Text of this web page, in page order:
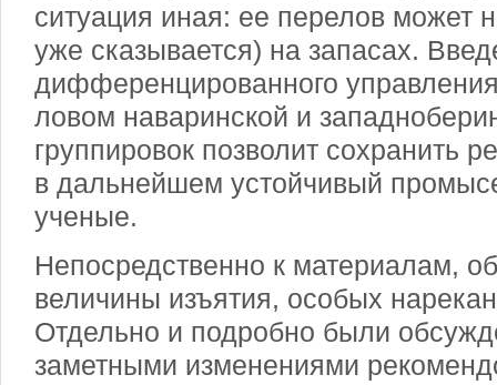
ситуация иная: ее перелов может
уже сказывается) на запасах.
дифференцированного
ловом наваринской и
группировок позволит сохранить
в дальнейшем устойчивый
ученые.
Непосредственно к материалам,
величины изъятия, особых
Отдельно и подробно были
заметными изменениями